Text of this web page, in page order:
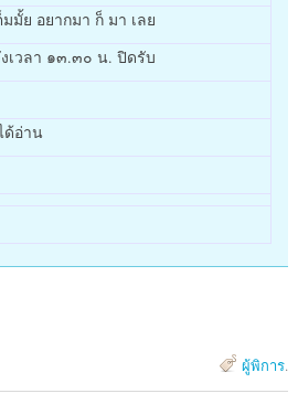
มั้ย อยากมา ก็ มา เลย
เวลา ๑๓.๓๐ น. ปิดรับ
ด้อ่าน
ผู้พิการ.